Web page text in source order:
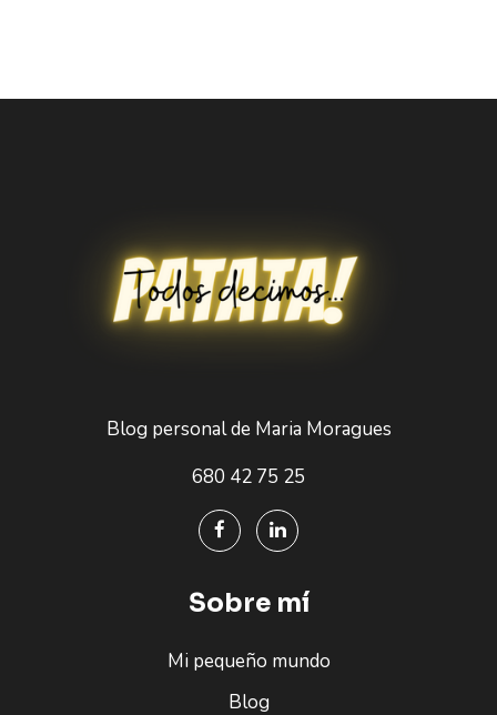
Blog personal de Maria Moragues
680 42 75 25
Sobre mí
Mi pequeño mundo
Blog